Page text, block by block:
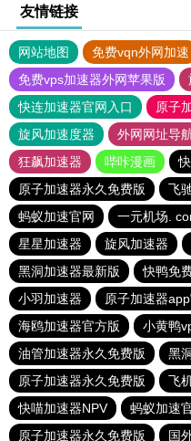
友情链接
网站地图 免费vqn外网加速
免费vps加速器外网苹果版
快连加速器官网入口
原子
旋风加速度器
外网网址导
狂飙加速器
哔咔漫画
原子加速器永久免费版
飞
蚂蚁加速官网
一元机场.
星星加速器
旋风加速器
黑洞加速器最新版
快鸭免
小羽加速器
原子加速器
海鸥加速器官方版
小黄鸭
油管加速器永久免费版
黑
原子加速器永久免费版
飞
快喵加速器NPV
蚂蚁加速
原子加速器永久免费版
国